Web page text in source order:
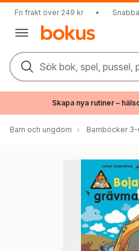
Fri frakt över 249 kr •
Sök bok, spel, pussel,
Skapa nya rutiner –
Barn och ungdom Barnböcker 3-